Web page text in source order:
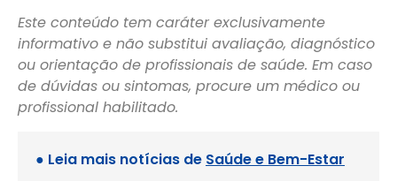
Este conteúdo tem caráter exclusivamente
informativo e não substitui avaliação, diagnóstico
ou orientação de profissionais de saúde. Em caso
de dúvidas ou sintomas, procure um médico ou
profissional habilitado.
● Leia mais notícias de Saúde e Bem-Estar